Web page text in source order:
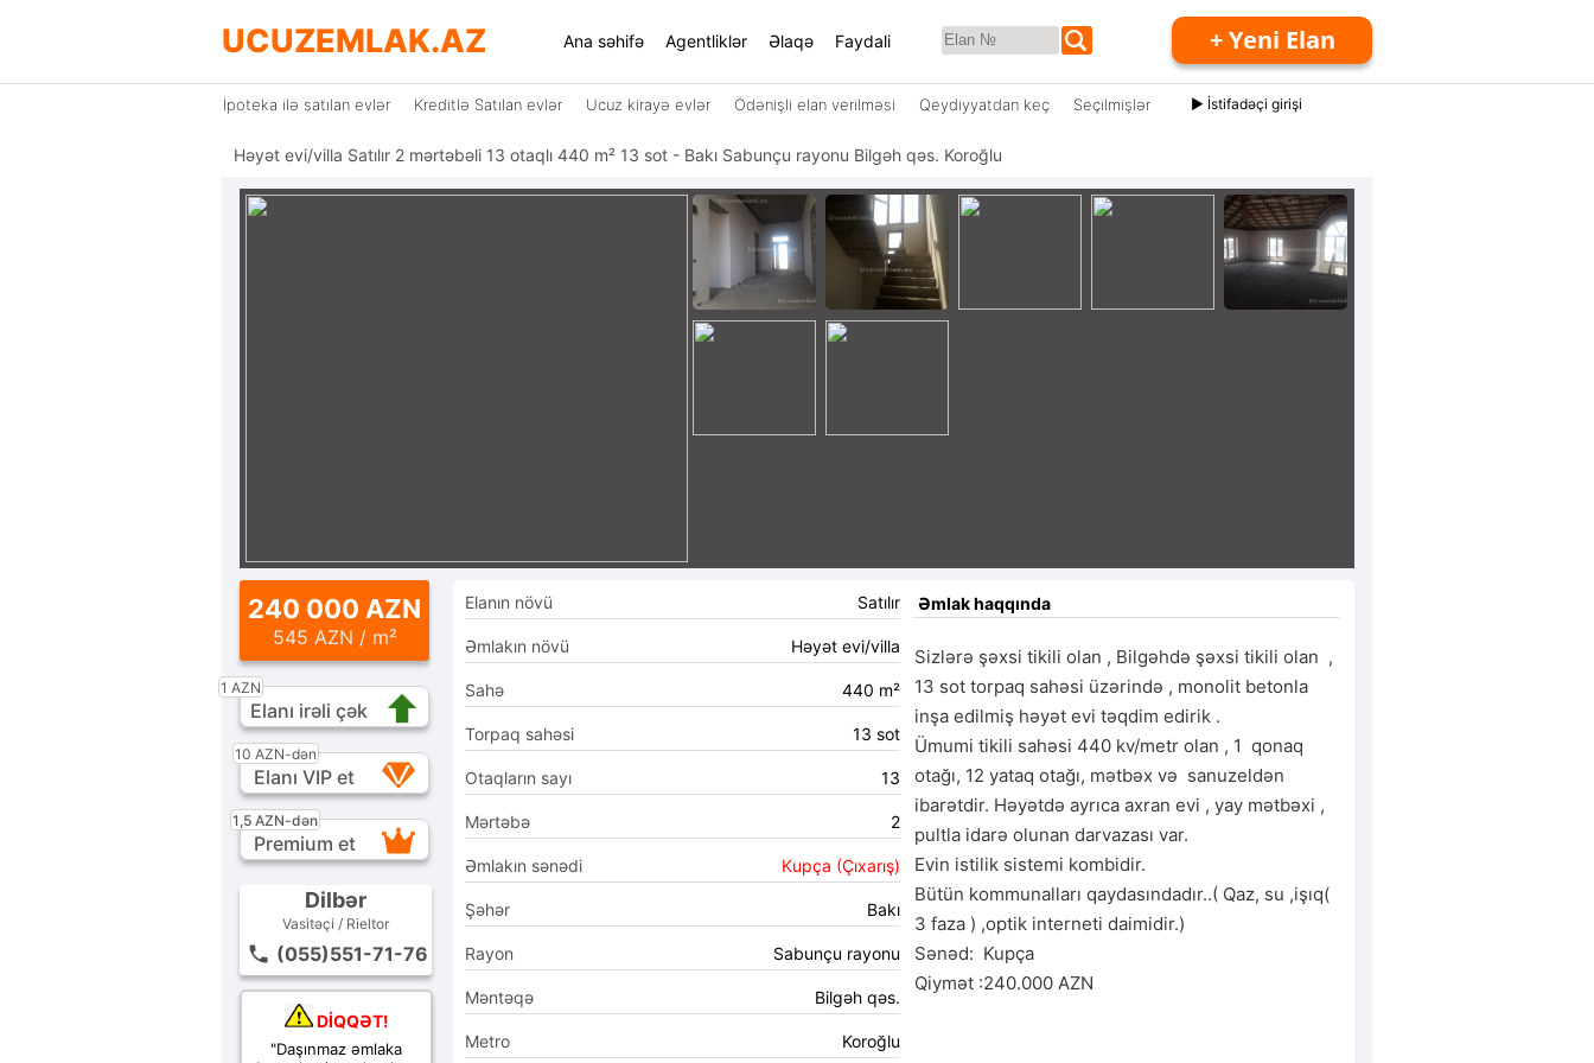
UCUZEMLAK.AZ Ana səhifə Agentliklər Əlaqə Faydali + Yeni Elan
İpoteka ilə satılan evlər Kreditlə Satılan evlər Ucuz kirayə evlər Ödənişli elan verilməsi Qeydiyyatdan keç Seçilmişlər ► İstifadəçi girişi
Həyət evi/villa Satılır 2 mərtəbəli 13 otaqlı 440 m² 13 sot - Bakı Sabunçu rayonu Bilgəh qəs. Koroğlu
240 000 AZN
545 AZN / m²
1 AZN
Elanı irəli çək
10 AZN-dən
Elanı VIP et
1,5 AZN-dən
Premium et
Dilbər
Vasitəçi / Rieltor
(055)551-71-76
DİQQƏT!
"Daşınmaz əmlaka
Elanın növü Satılır
Əmlakın növü Həyət evi/villa
Sahə 440 m²
Torpaq sahəsi 13 sot
Otaqların sayı 13
Mərtəbə 2
Əmlakın sənədi Kupça (Çıxarış)
Şəhər Bakı
Rayon Sabunçu rayonu
Məntəqə Bilgəh qəs.
Metro Koroğlu
Əmlak haqqında
Sizlərə şəxsi tikili olan , Bilgəhdə şəxsi tikili olan  ,
13 sot torpaq sahəsi üzərində , monolit betonla
inşa edilmiş həyət evi təqdim edirik .
Ümumi tikili sahəsi 440 kv/metr olan , 1  qonaq
otağı, 12 yataq otağı, mətbəx və  sanuzeldən
ibarətdir. Həyətdə ayrıca axran evi , yay mətbəxi ,
pultla idarə olunan darvazası var.
Evin istilik sistemi kombidir.
Bütün kommunalları qaydasındadır..( Qaz, su ,işıq(
3 faza ) ,optik interneti daimidir.)
Sənəd:  Kupça
Qiymət :240.000 AZN